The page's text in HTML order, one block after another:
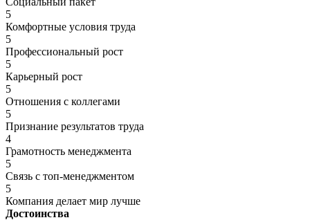
5
Комфортные условия труда
5
Профессиональный рост
5
Карьерный рост
5
Отношения с коллегами
5
Признание результатов труда
4
Грамотность менеджмента
5
Связь с топ-менеджментом
5
Компания делает мир лучше
Достоинства